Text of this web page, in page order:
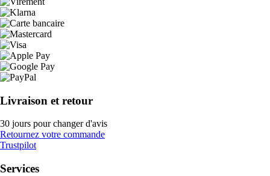
Livraison et retour
30 jours pour changer d'avis
Retournez votre commande
Trustpilot
Services